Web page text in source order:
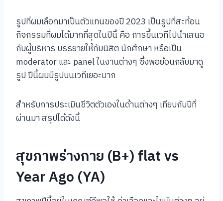
รูปที่ผมเลือกมาเป็นตัวแทนของปี 2023 เป็นรูปที่สะท้อน
กิจกรรมที่ผมได้มากที่สุดในปีนี้ คือ การขึ้นเวทีไปนำเสนอ
กับผู้บริหาร บรรยายให้กับนิสิต นักศึกษา หรือเป็น
moderator และ panel ในงานต่างๆ ซึ่งพอย้อนกลับมาดู
รูป ปีนี้ผมมีรูปบนเวทีเยอะมาก
สำหรับการประเมินชีวิตตัวเองในด้านต่างๆ เทียบกับปีที่
ผ่านมา สรุปได้ดังนี้
สุขภาพร่างกาย (B+) flat vs
Year Ago (YA)